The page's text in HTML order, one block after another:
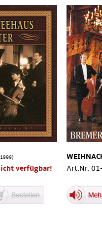
verfügbar!
Art.Nr.